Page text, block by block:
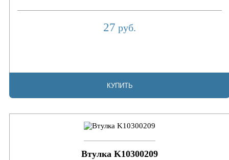
27 руб.
КУПИТЬ
Втулка K10300209